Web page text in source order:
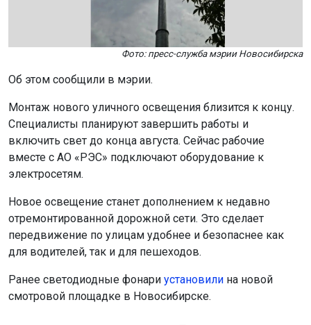
Фото: пресс-служба мэрии Новосибирска
Об этом сообщили в мэрии.
Монтаж нового уличного освещения близится к концу.
Специалисты планируют завершить работы и
включить свет до конца августа. Сейчас рабочие
вместе с АО «РЭС» подключают оборудование к
электросетям.
Новое освещение станет дополнением к недавно
отремонтированной дорожной сети. Это сделает
передвижение по улицам удобнее и безопаснее как
для водителей, так и для пешеходов.
Ранее светодиодные фонари установили на новой
смотровой площадке в Новосибирске.